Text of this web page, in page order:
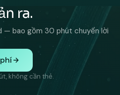
ra.
— bao gồm 30 phút chuyển lời
không cần thẻ.